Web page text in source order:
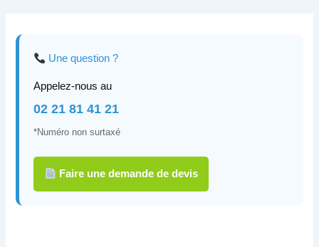
Une question ?
Appelez-nous au
02 21 81 41 21
*Numéro non surtaxé
Faire une demande de devis